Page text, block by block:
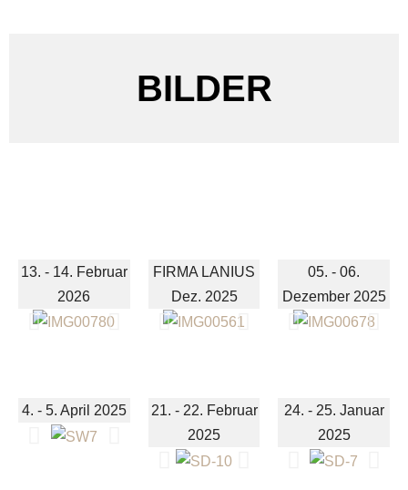
BILDER
13. - 14. Februar
2026
FIRMA LANIUS
Dez. 2025
05. - 06.
Dezember 2025
4. - 5. April 2025
21. - 22. Februar
2025
24. - 25. Januar
2025